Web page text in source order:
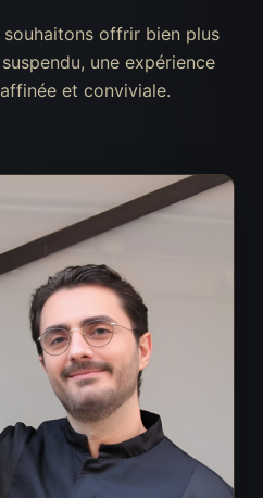
offrir bien plus
une expérience
et conviviale.